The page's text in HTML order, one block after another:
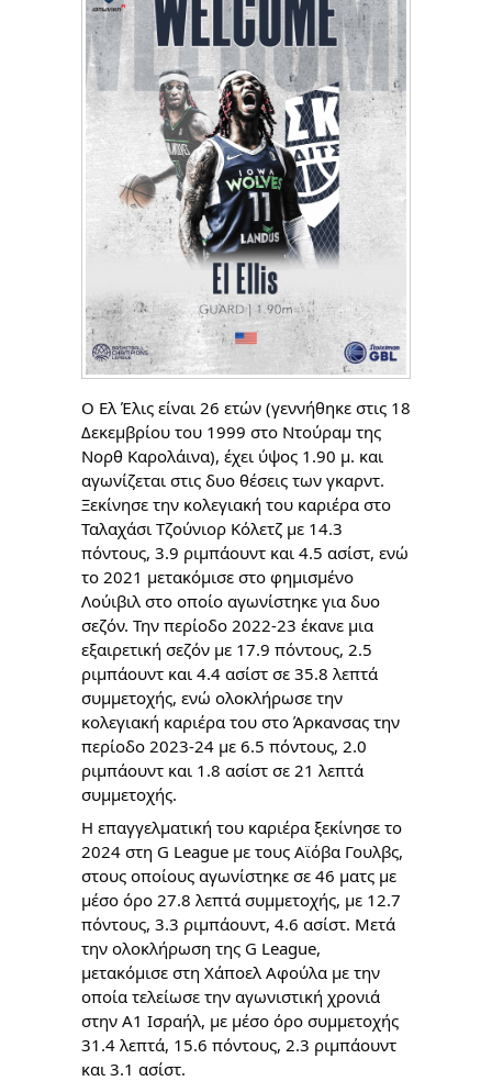
Ο Ελ Έλις είναι 26 ετών (γεννήθηκε στις 18
Δεκεμβρίου του 1999 στο Ντούραμ της
Νορθ Καρολάινα), έχει ύψος 1.90 μ. και
αγωνίζεται στις δυο θέσεις των γκαρντ.
Ξεκίνησε την κολεγιακή του καριέρα στο
Ταλαχάσι Τζούνιορ Κόλετζ με 14.3
πόντους, 3.9 ριμπάουντ και 4.5 ασίστ, ενώ
το 2021 μετακόμισε στο φημισμένο
Λούιβιλ στο οποίο αγωνίστηκε για δυο
σεζόν. Την περίοδο 2022-23 έκανε μια
εξαιρετική σεζόν με 17.9 πόντους, 2.5
ριμπάουντ και 4.4 ασίστ σε 35.8 λεπτά
συμμετοχής, ενώ ολοκλήρωσε την
κολεγιακή καριέρα του στο Άρκανσας την
περίοδο 2023-24 με 6.5 πόντους, 2.0
ριμπάουντ και 1.8 ασίστ σε 21 λεπτά
συμμετοχής.
Η επαγγελματική του καριέρα ξεκίνησε το
2024 στη G League με τους Αϊόβα Γουλβς,
στους οποίους αγωνίστηκε σε 46 ματς με
μέσο όρο 27.8 λεπτά συμμετοχής, με 12.7
πόντους, 3.3 ριμπάουντ, 4.6 ασίστ. Μετά
την ολοκλήρωση της G League,
μετακόμισε στη Χάποελ Αφούλα με την
οποία τελείωσε την αγωνιστική χρονιά
στην Α1 Ισραήλ, με μέσο όρο συμμετοχής
31.4 λεπτά, 15.6 πόντους, 2.3 ριμπάουντ
και 3.1 ασίστ.